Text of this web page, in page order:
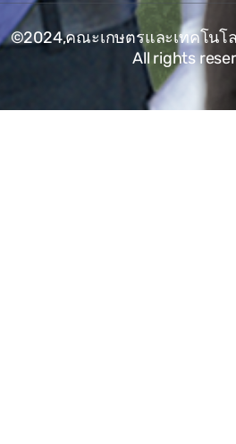
©2024,คณะเกษตรและเทคโน
All rights